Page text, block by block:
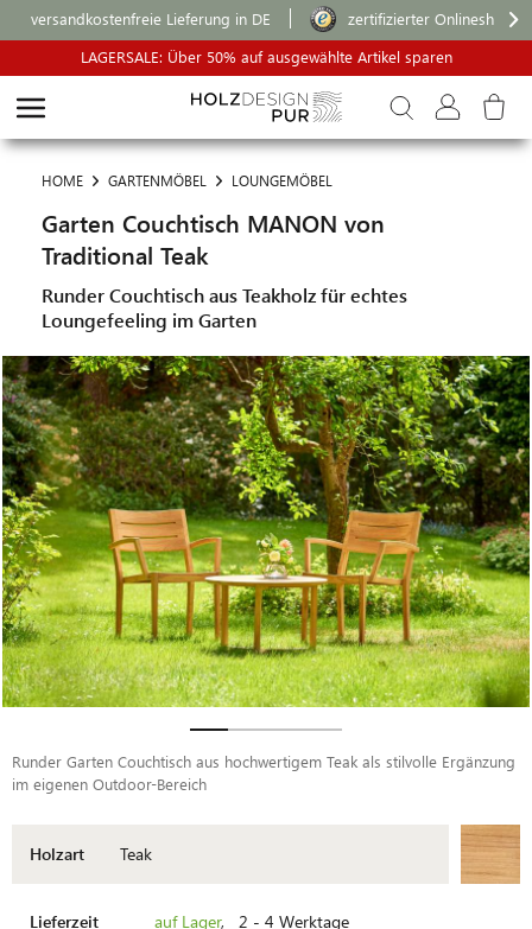
versandkostenfreie Lieferung in DE
zertifizierter Onlineshop
LAGERSALE: Über 50% auf ausgewählte Artikel sparen
HOME GARTENMÖBEL LOUNGEMÖBEL
Garten Couchtisch MANON von
Traditional Teak
Runder Couchtisch aus Teakholz für echtes
Loungefeeling im Garten
Runder Garten Couchtisch aus hochwertigem Teak als stilvolle Ergänzung
im eigenen Outdoor-Bereich
Holzart Teak
Lieferzeit auf Lager, 2 - 4 Werktage